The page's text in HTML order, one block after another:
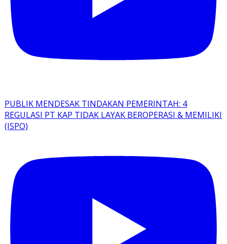
PUBLIK MENDESAK TINDAKAN PEMERINTAH: 4
REGULASI PT KAP TIDAK LAYAK BEROPERASI & MEMILIKI
(ISPO)